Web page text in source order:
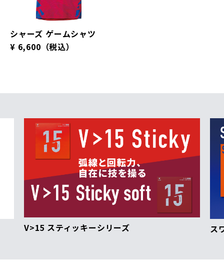
シャーズ ゲームシャツ
¥ 6,600 （税込）
V>15 スティッキーシリーズ ス